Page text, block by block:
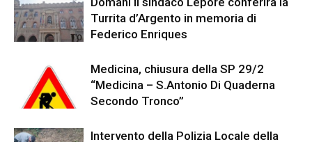
Turrita d’Argento in memoria di
Federico Enriques
Medicina, chiusura della SP 29/2
“Medicina – S.Antonio Di Quaderna
Secondo Tronco”
Intervento della Polizia Locale della